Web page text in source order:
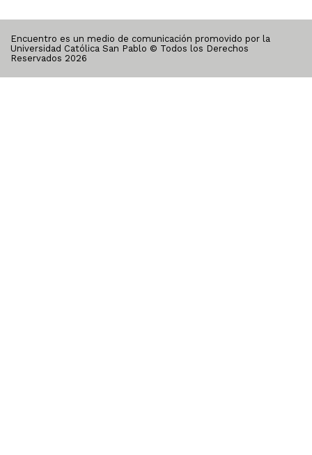
Encuentro es un medio de comunicación promovido por la
Universidad Católica San Pablo © Todos los Derechos
Reservados 2026